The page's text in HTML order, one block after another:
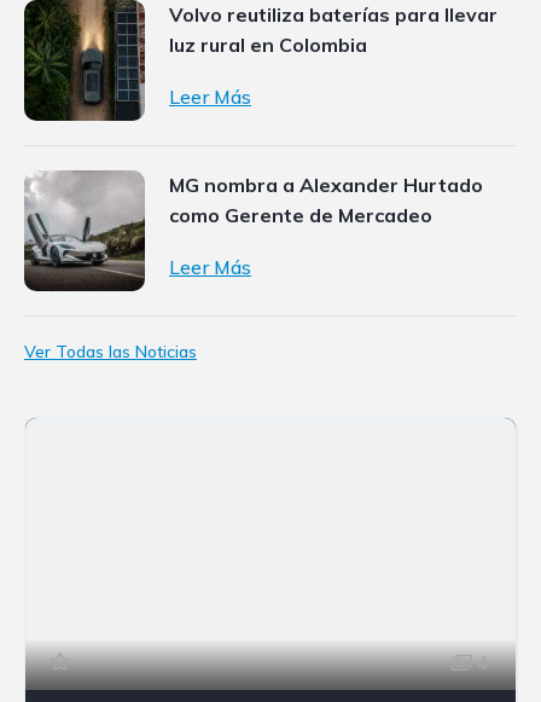
Volvo reutiliza baterías para llevar
luz rural en Colombia
Leer Más
MG nombra a Alexander Hurtado
como Gerente de Mercadeo
Leer Más
Ver Todas las Noticias
4